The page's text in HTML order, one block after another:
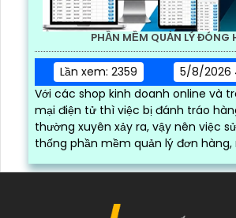
PHẦN MỀM QUẢN LÝ ĐÓNG
Lần xem: 2359
5/8/2026
Với các shop kinh doanh online và
mại điện tử thì việc bị đánh tráo
thường xuyên xảy ra, vậy nên việc
thống phần mềm quản lý đơn
được quá trình đóng gói hàng hóa,
là quy trình đóng gói cũng được ghi